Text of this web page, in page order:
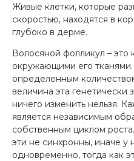
Живые клетки, которые
скоростью, находятся в
глубоко в дерме.
Волосяной фолликул – это
окружающими его
определенным
величина эта генетически
ничего изменить нельзя.
является независимым
собственным циклом
эти не синхронны, иначе у
одновременно, тогда как